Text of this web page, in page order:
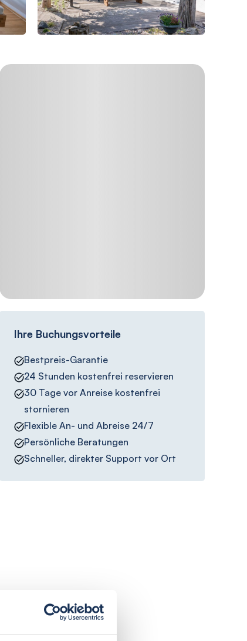
Ihre Buchungsvorteile
Bestpreis-Garantie
24 Stunden kostenfrei reservieren
30 Tage vor Anreise kostenfrei
stornieren
Flexible An- und Abreise 24/7
Persönliche Beratungen
Schneller, direkter Support vor Ort